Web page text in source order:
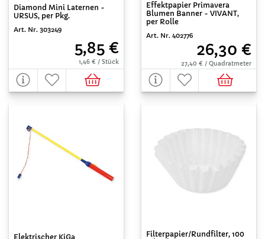
Diamond Mini Laternen -
URSUS, per Pkg.
Art. Nr. 303249
5,85 €
1,46 € / Stück
Effektpapier Primavera
Blumen Banner - VIVANT,
per Rolle
Art. Nr. 402776
26,30 €
27,40 € / Quadratmeter
Elektrischer KiGa
Filterpapier/Rundfilter, 100